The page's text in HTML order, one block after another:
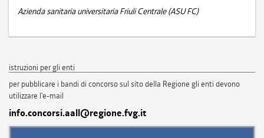
Azienda sanitaria universitaria Friuli Centrale (ASU FC)
istruzioni per gli enti
per pubblicare i bandi di concorso sul sito della Regione gli enti devono
utilizzare l'e-mail
info.concorsi.aall@regione.fvg.it